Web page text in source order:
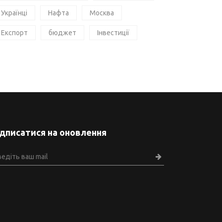
Українці Нафта Москва
Експорт бюджет Інвестиції
на оновлення